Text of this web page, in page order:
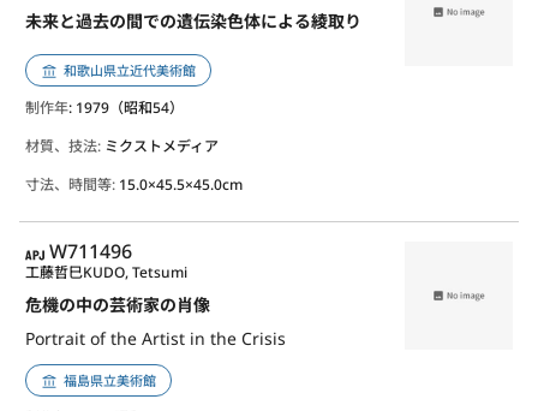
未来と過去の間での遺伝染色体による綾取り
和歌山県立近代美術館
制作年: 1979（昭和54）
材質、技法: ミクストメディア
寸法、時間等: 15.0×45.5×45.0cm
APJ
W711496
危機の中の芸術家の肖像
Portrait of the Artist in the Crisis
工藤哲巳KUDO, Tetsumi
福島県立美術館